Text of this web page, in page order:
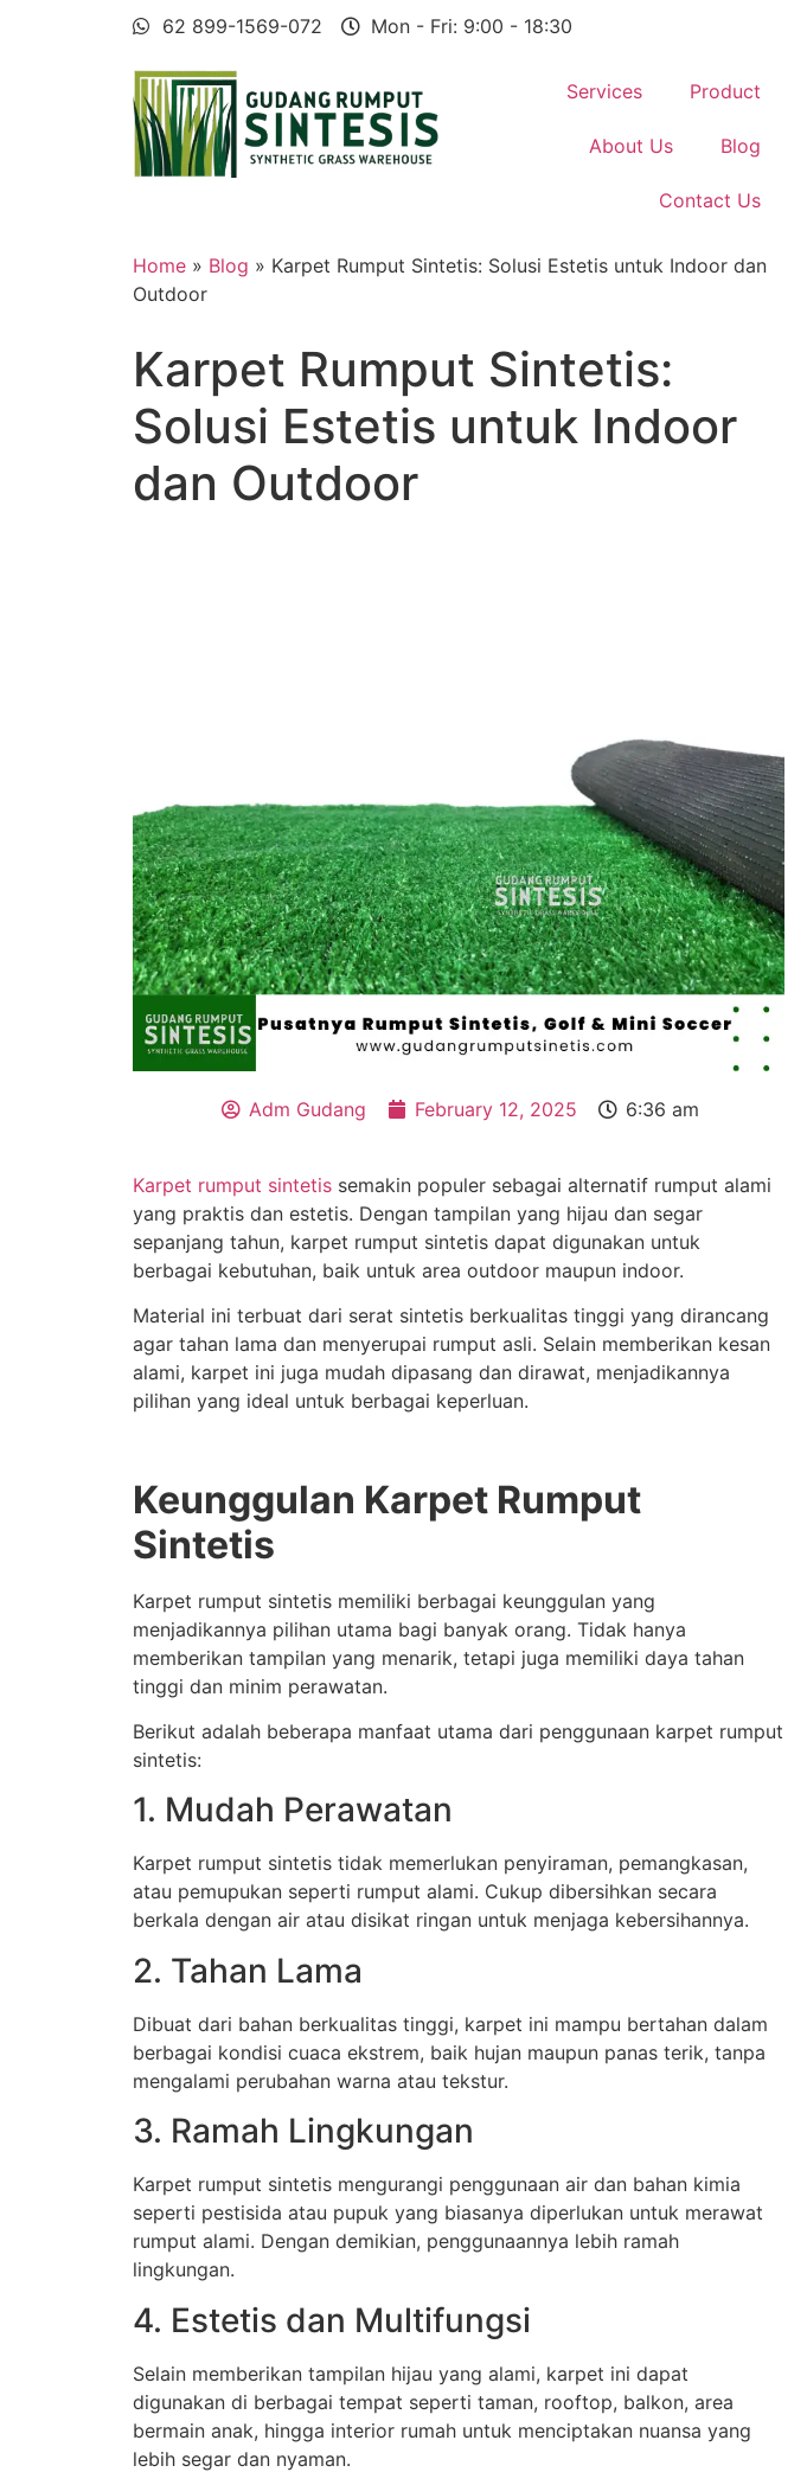
62 899-1569-072 Mon - Fri: 9:00 - 18:30
Services Product
About Us Blog
Contact Us
Home » Blog » Karpet Rumput Sintetis: Solusi Estetis untuk Indoor dan
Outdoor
Karpet Rumput Sintetis:
Solusi Estetis untuk Indoor
dan Outdoor
Adm Gudang February 12, 2025 6:36 am
Karpet rumput sintetis semakin populer sebagai alternatif rumput alami
yang praktis dan estetis. Dengan tampilan yang hijau dan segar
sepanjang tahun, karpet rumput sintetis dapat digunakan untuk
berbagai kebutuhan, baik untuk area outdoor maupun indoor.
Material ini terbuat dari serat sintetis berkualitas tinggi yang dirancang
agar tahan lama dan menyerupai rumput asli. Selain memberikan kesan
alami, karpet ini juga mudah dipasang dan dirawat, menjadikannya
pilihan yang ideal untuk berbagai keperluan.
Keunggulan Karpet Rumput
Sintetis
Karpet rumput sintetis memiliki berbagai keunggulan yang
menjadikannya pilihan utama bagi banyak orang. Tidak hanya
memberikan tampilan yang menarik, tetapi juga memiliki daya tahan
tinggi dan minim perawatan.
Berikut adalah beberapa manfaat utama dari penggunaan karpet rumput
sintetis:
1. Mudah Perawatan
Karpet rumput sintetis tidak memerlukan penyiraman, pemangkasan,
atau pemupukan seperti rumput alami. Cukup dibersihkan secara
berkala dengan air atau disikat ringan untuk menjaga kebersihannya.
2. Tahan Lama
Dibuat dari bahan berkualitas tinggi, karpet ini mampu bertahan dalam
berbagai kondisi cuaca ekstrem, baik hujan maupun panas terik, tanpa
mengalami perubahan warna atau tekstur.
3. Ramah Lingkungan
Karpet rumput sintetis mengurangi penggunaan air dan bahan kimia
seperti pestisida atau pupuk yang biasanya diperlukan untuk merawat
rumput alami. Dengan demikian, penggunaannya lebih ramah
lingkungan.
4. Estetis dan Multifungsi
Selain memberikan tampilan hijau yang alami, karpet ini dapat
digunakan di berbagai tempat seperti taman, rooftop, balkon, area
bermain anak, hingga interior rumah untuk menciptakan nuansa yang
lebih segar dan nyaman.